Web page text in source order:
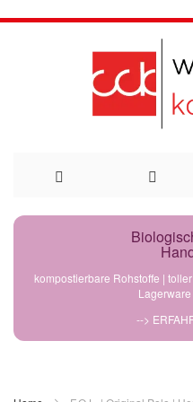
Direkt
kompostierbare Rohstoffe |
-->